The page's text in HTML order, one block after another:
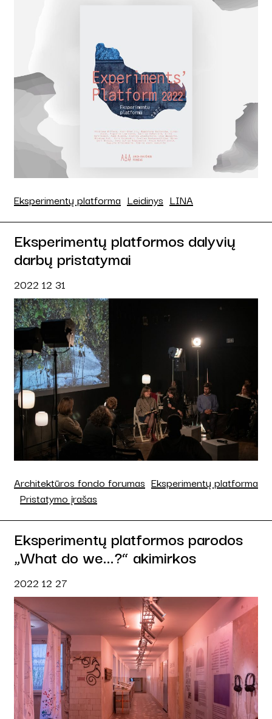
Eksperimentų platforma Leidinys LINA
Eksperimentų platformos dalyvių
darbų pristatymai
2022 12 31
Architektūros fondo forumas Eksperimentų platforma
Pristatymo įrašas
Eksperimentų platformos parodos
„What do we...?“ akimirkos
2022 12 27